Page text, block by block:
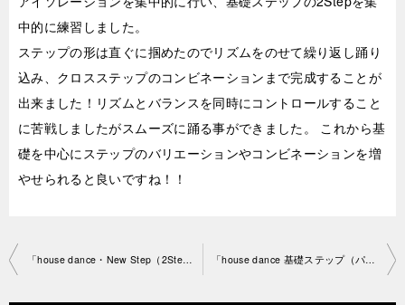
中的に練習しました。
ステップの形は直ぐに掴めたのでリズムをのせて繰り返し踊り
込み、クロスステップのコンビネーションまで完成することが
出来ました！リズムとバランスを同時にコントロールすること
に苦戦しましたがスムーズに踊る事ができました。 これから基
礎を中心にステップのバリエーションやコンビネーションを増
やせられると良いですね！！
投